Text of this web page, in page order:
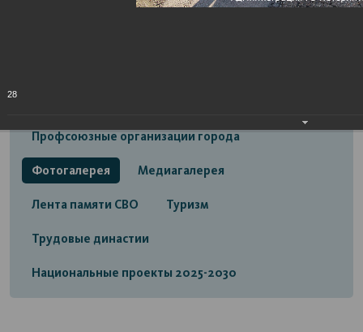
Профсоюзные организации города
Фотогалерея Медиагалерея
Лента памяти СВО Туризм
Трудовые династии
Национальные проекты 2025-2030
28